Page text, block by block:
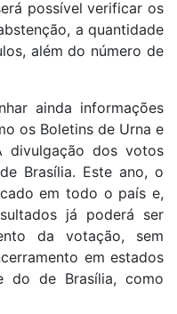
possível verificar os
a quantidade
além do número de
ainda informações
os Boletins de Urna e
divulgação dos votos
Brasília. Este ano, o
em todo o país e,
já poderá ser
da votação, sem
em estados
do de Brasília, como